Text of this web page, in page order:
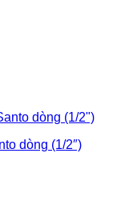
dòng (1/2″)